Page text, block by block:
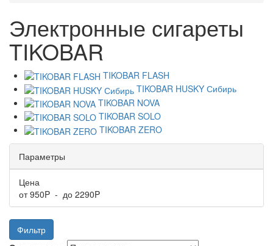
Электронные сигареты
TIKOBAR
TIKOBAR FLASH
TIKOBAR HUSKY Сибирь
TIKOBAR NOVA
TIKOBAR SOLO
TIKOBAR ZERO
Параметры
Цена
от950P - до 2290P
Фильтр